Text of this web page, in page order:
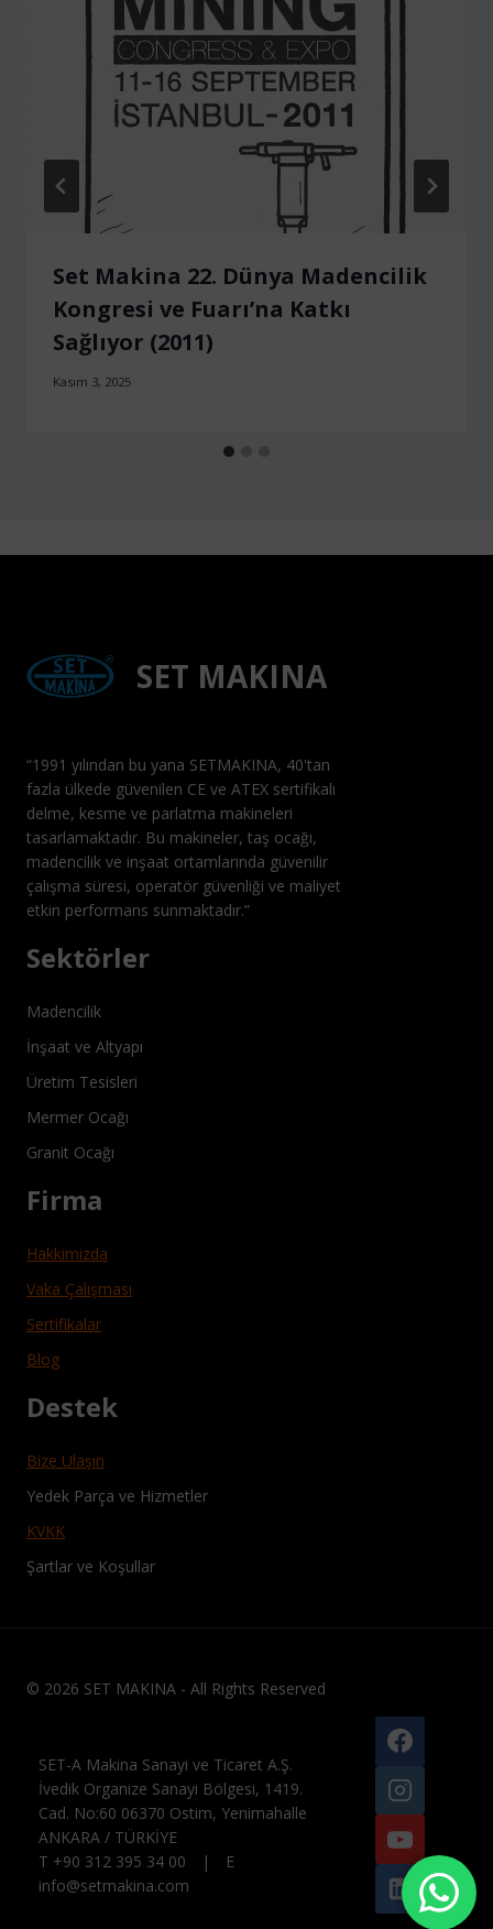
Set Makina 22. Dünya Madencilik
Kongresi ve Fuarı’na Katkı
Sağlıyor (2011)
Kasım 3, 2025
SET MAKINA
“1991 yılından bu yana SETMAKINA, 40'tan
fazla ülkede güvenilen CE ve ATEX sertifikalı
delme, kesme ve parlatma makineleri
tasarlamaktadır. Bu makineler, taş ocağı,
madencilik ve inşaat ortamlarında güvenilir
çalışma süresi, operatör güvenliği ve maliyet
etkin performans sunmaktadır.”
Sektörler
Madencilik
İnşaat ve Altyapı
Üretim Tesisleri
Mermer Ocağı
Granit Ocağı
Firma
Hakkimizda
Vaka Çalışması
Sertifikalar
Blog
Destek
Bize Ulaşın
Yedek Parça ve Hizmetler
KVKK
Şartlar ve Koşullar
© 2026 SET MAKINA - All Rights Reserved
SET-A Makina Sanayi ve Ticaret A.Ş.
İvedik Organize Sanayi Bölgesi, 1419.
Cad. No:60 06370 Ostim, Yenimahalle
ANKARA / TÜRKİYE
T +90 312 395 34 00 | E
info@setmakina.com